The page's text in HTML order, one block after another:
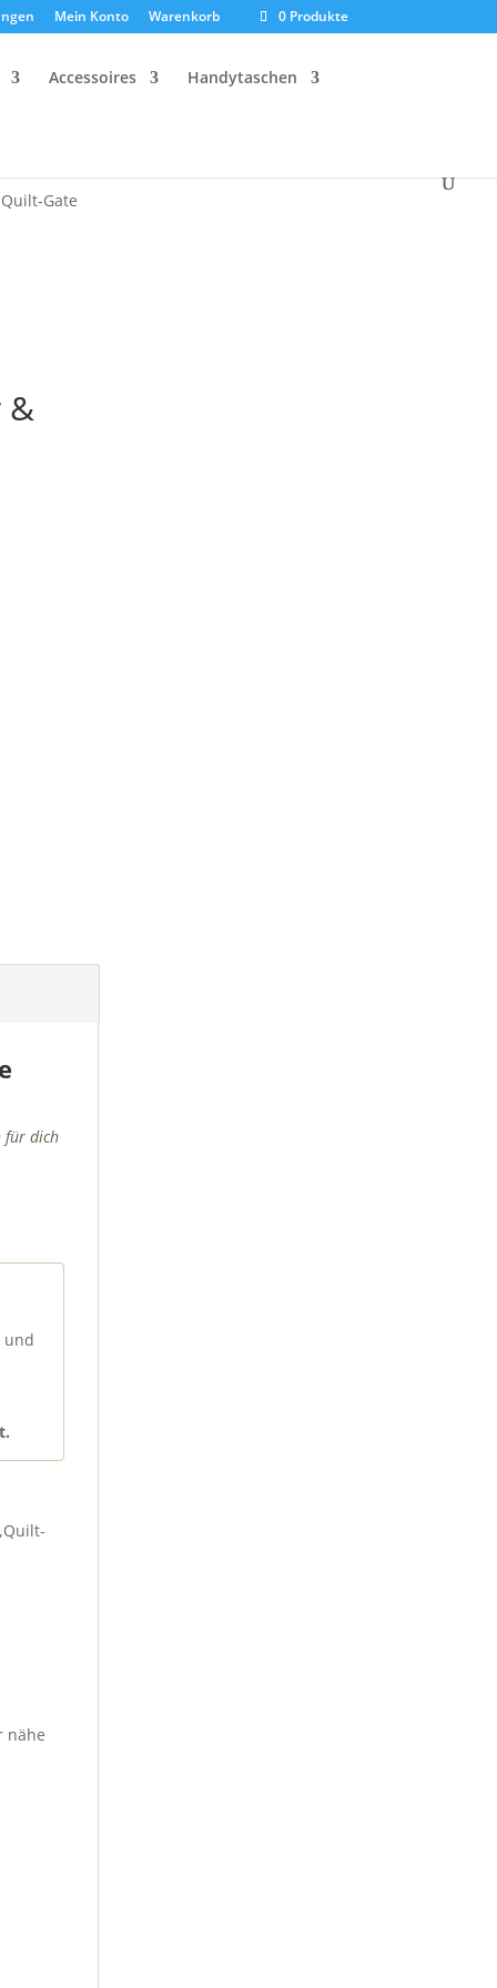
Mein Konto Warenkorb 0 Produkte
Accessoires Handytaschen
Gate
&
für dich
und
nähe